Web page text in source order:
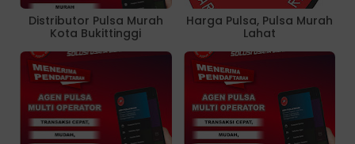
Distributor Pulsa Murah
Kota Bukittinggi
Harga Pulsa, Pulsa Murah
Lahat